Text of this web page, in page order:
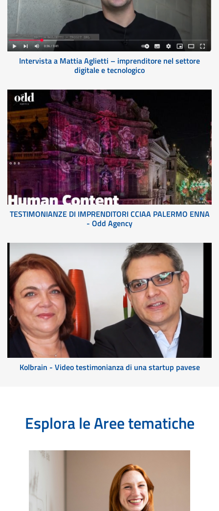
Intervista a Mattia Aglietti – imprenditore nel settore
digitale e tecnologico
TESTIMONIANZE DI IMPRENDITORI CCIAA PALERMO ENNA
- Odd Agency
Kolbrain - Video testimonianza di una startup pavese
Esplora le Aree tematiche